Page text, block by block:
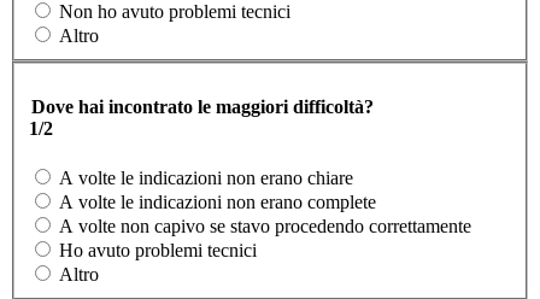
Non ho avuto problemi tecnici
Altro
Dove hai incontrato le maggiori difficoltà?
1/2
A volte le indicazioni non erano chiare
A volte le indicazioni non erano complete
A volte non capivo se stavo procedendo correttamente
Ho avuto problemi tecnici
Altro